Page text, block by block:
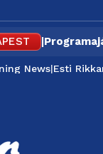
|
News|Esti